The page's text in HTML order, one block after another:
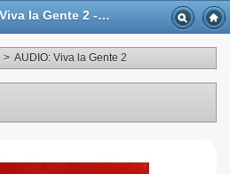
AUDIO: Viva la Gente 2 - Casa Musicale Eco
> AUDIO: Viva la Gente 2